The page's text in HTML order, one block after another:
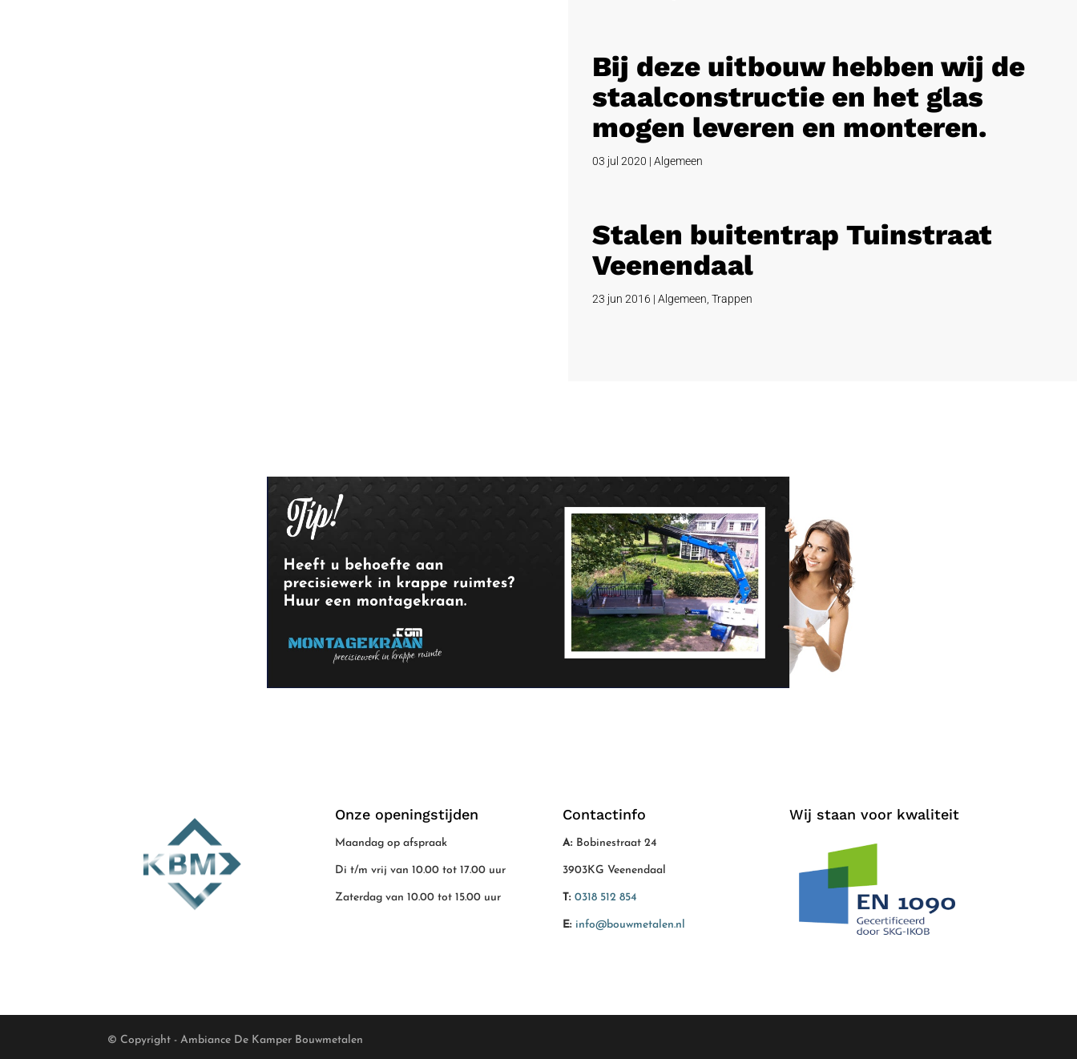
Bij deze uitbouw hebben wij de
staalconstructie en het glas
mogen leveren en monteren.
03 jul 2020 | Algemeen
Stalen buitentrap Tuinstraat
Veenendaal
23 jun 2016 | Algemeen Trappen
Onze openingstijden
Maandag op afspraak
Di t/m vrij van 10.00 tot 17.00 uur
Zaterdag van 10.00 tot 15.00 uur
Contactinfo
A: Bobinestraat 24
3903KG Veenendaal
T: 0318 512 854
E: info@bouwmetalen.nl
Wij staan voor kwaliteit
© Copyright - Ambiance De Kamper Bouwmetalen